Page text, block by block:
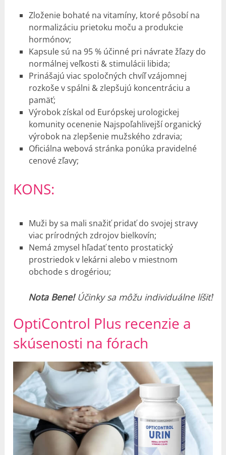
Zloženie bohaté na vitamíny, ktoré pôsobí na
normalizáciu prietoku moču a produkcie
hormónov;
Kapsule sú na 95 % účinné pri návrate žľazy do
normálnej veľkosti & stimulácii libida;
Prinášajú viac spoločných chvíľ vzájomnej
rozkoše v spálni & zlepšujú koncentráciu a
pamäť;
Výrobok získal od Európskej urologickej
komunity ocenenie Najspoľahlivejší organický
výrobok na zlepšenie mužského zdravia;
Oficiálna webová stránka ponúka pravidelné
cenové zľavy;
KONS:
Muži by sa mali snažiť pridať do svojej stravy
viac prírodných zdrojov bielkovín;
Nemá zmysel hľadať tento prostatický
prostriedok v lekárni alebo v miestnom
obchode s drogériou;
Nota Bene!Účinky sa môžu individuálne líšiť!
OptiControl Plus recenzie a
skúsenosti na fórach